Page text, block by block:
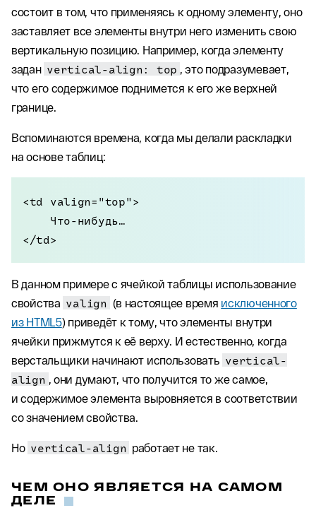
состоит в том, что применяясь к одному элементу, оно
заставляет все элементы внутри него изменить свою
вертикальную позицию. Например, когда элементу
задан vertical-align: top
, это подразумевает,
что его содержимое поднимется к его же верхней
границе.
Вспоминаются времена, когда мы делали раскладки
на основе таблиц:
<td valign="top">
    Что-нибудь…
</td>
В данном примере с ячейкой таблицы использование
свойства valign (в настоящее время исключенного
из HTML5) приведёт к тому, что элементы внутри
ячейки прижмутся к её верху. И естественно, когда
верстальщики начинают использовать vertical-
align
, они думают, что получится то же самое,
и содержимое элемента выровняется в соответствии
со значением свойства.
Но vertical-align работает не так.
ЧЕМ ОНО ЯВЛЯЕТСЯ НА САМОМ
ДЕЛЕ